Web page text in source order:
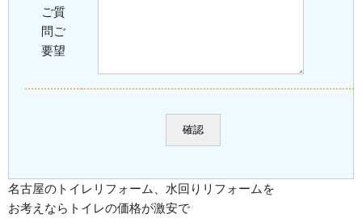
ご質
問ご
要望
名古屋のトイレリフォーム、水回りリフォームを
お考えならトイレの価格が激安で